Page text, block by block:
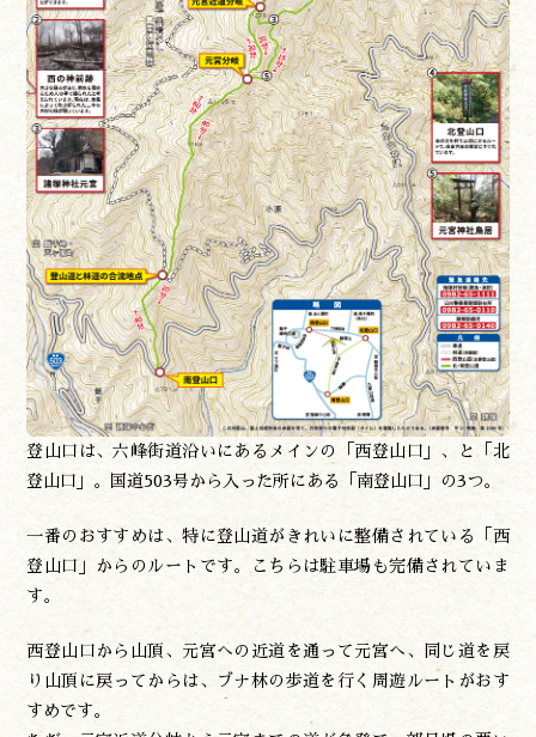
登山口は、六峰街道沿いにあるメインの「西登山口」、と「北
登山口」。国道503号から入った所にある「南登山口」の3つ。
一番のおすすめは、特に登山道がきれいに整備されている「西
登山口」からのルートです。こちらは駐車場も完備されていま
す。
西登山口から山頂、元宮への近道を通って元宮へ、同じ道を戻
り山頂に戻ってからは、ブナ林の歩道を行く周遊ルートがおす
すめです。
遊ぶ
作る
食べる
泊まる
買う
観る
やま学校
開花情報
紅葉情報
神楽情報
森の風の記憶
アクセス
お問い合わせ
諸塚村観光協会について
プライバシーポリシー
諸塚村観光協会